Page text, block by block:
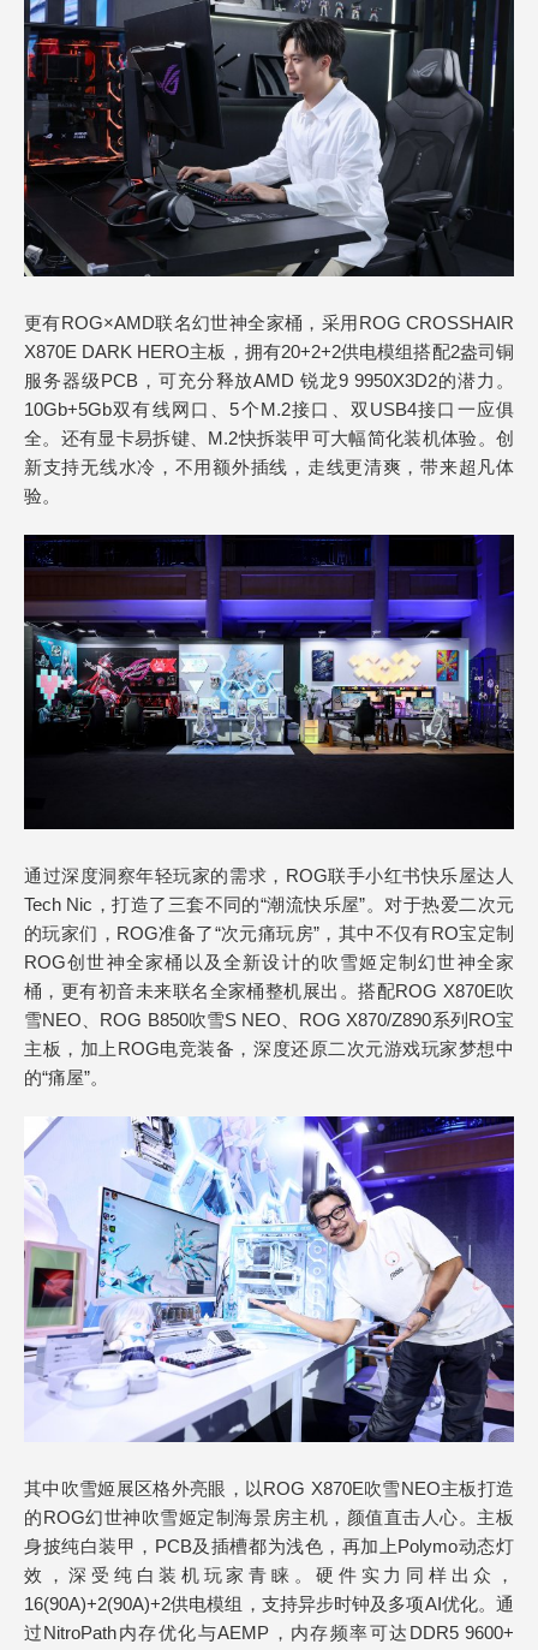
更有ROG×AMD联名幻世神全家桶，采用ROG CROSSHAIR
X870E DARK HERO主板，拥有20+2+2供电模组搭配2盎司铜
服务器级PCB，可充分释放AMD 锐龙9 9950X3D2的潜力。
10Gb+5Gb双有线网口、5个M.2接口、双USB4接口一应俱
全。还有显卡易拆键、M.2快拆装甲可大幅简化装机体验。创
新支持无线水冷，不用额外插线，走线更清爽，带来超凡体
验。
通过深度洞察年轻玩家的需求，ROG联手小红书快乐屋达人
Tech Nic，打造了三套不同的“潮流快乐屋”。对于热爱二次元
的玩家们，ROG准备了“次元痛玩房”，其中不仅有RO宝定制
ROG创世神全家桶以及全新设计的吹雪姬定制幻世神全家
桶，更有初音未来联名全家桶整机展出。搭配ROG X870E吹
雪NEO、ROG B850吹雪S NEO、ROG X870/Z890系列RO宝
主板，加上ROG电竞装备，深度还原二次元游戏玩家梦想中
的“痛屋”。
其中吹雪姬展区格外亮眼，以ROG X870E吹雪NEO主板打造
的ROG幻世神吹雪姬定制海景房主机，颜值直击人心。主板
身披纯白装甲，PCB及插槽都为浅色，再加上Polymo动态灯
效，深受纯白装机玩家青睐。硬件实力同样出众，
16(90A)+2(90A)+2供电模组，支持异步时钟及多项AI优化。通
过NitroPath内存优化与AEMP，内存频率可达DDR5 9600+